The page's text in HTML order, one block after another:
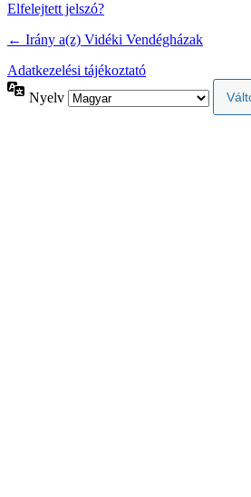
Elfelejtett jelszó?
← Irány a(z) Vidéki Vendégházak
Adatkezelési tájékoztató
Nyelv